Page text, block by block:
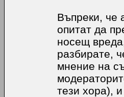
Въпреки, че
опитат да
носещ
разбирате,
мнение на
тези хора),